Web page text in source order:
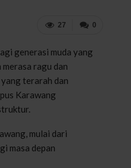
0
27
generasi muda yang
ragu dan
terarah dan
Karawang
mulai dari
masa depan